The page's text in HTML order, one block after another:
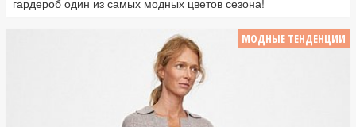
гардероб один из самых модных цветов сезона!
МОДНЫЕ ТЕНДЕНЦИИ